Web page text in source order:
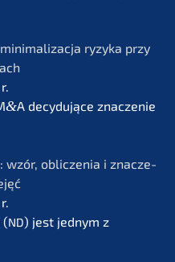
ryzyka przy
&A decydu­jące znacze­nie
wzór, oblic­ze­nia i znacze­
(ND) jest jednym z